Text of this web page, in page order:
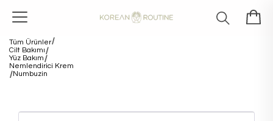
Tüm Ürünler
Cilt Bakımı
Yüz Bakım
Nemlendirici Krem
Numbuzin